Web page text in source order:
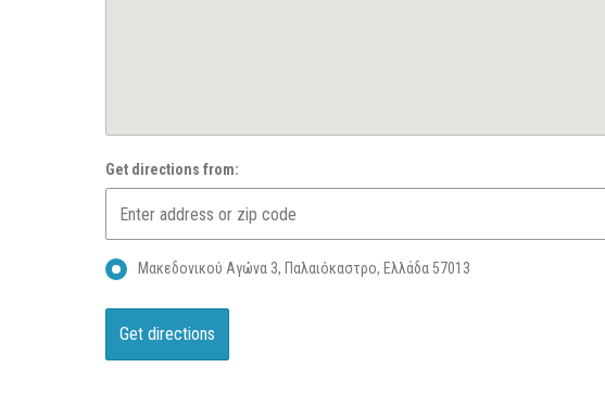
Get directions from:
Μακεδονικού Αγώνα 3, Παλαιόκαστρο, Ελλάδα 57013